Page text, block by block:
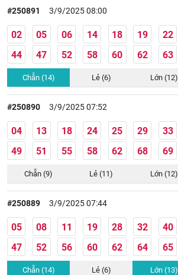
#250891 3/9/2025 08:00
02 05 06 14 18 19 22
44
47 52 58 60 62 63
Chẵn (14) Lẻ (6) Lớn (12)
#250890 3/9/2025 07:52
04 13 18 24 25 29 33
49
51 55 58 62 68 69
Chẵn (9) Lẻ (11) Lớn (12)
#250889 3/9/2025 07:44
05 08 11 19 28 32 40
47
52 56 60 62 64 65
Chẵn (14) Lẻ (6) Lớn (13)